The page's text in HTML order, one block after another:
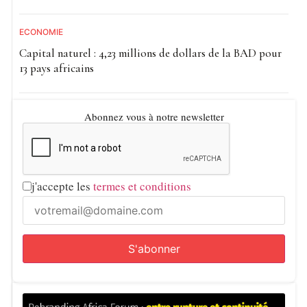
liées au proxénétisme, à l’exploitation sexuelle et aux
activités criminelles qui y sont associées.
Les investigations se poursuivent afin de déterminer
ECONOMIE
Capital naturel : 4,23 millions de dollars de la BAD pour
13 pays africains
Abonnez vous à notre newsletter
j'accepte les termes et conditions